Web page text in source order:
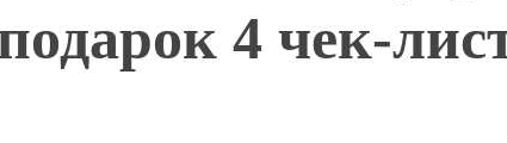
4 чек-